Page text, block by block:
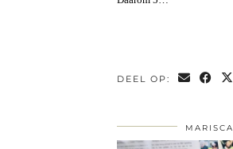
DEEL OP:
MARISCA